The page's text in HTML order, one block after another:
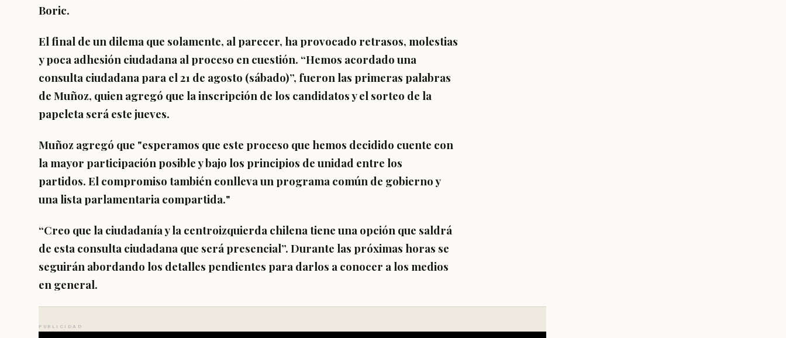
Boric.
El final de un dilema que solamente, al parecer, ha provocado retrasos, molestias
y poca adhesión ciudadana al proceso en cuestión. “Hemos acordado una
consulta ciudadana para el 21 de agosto (sábado)”, fueron las primeras palabras
de Muñoz, quien agregó que la inscripción de los candidatos y el sorteo de la
papeleta será este jueves.
Muñoz agregó que "esperamos que este proceso que hemos decidido cuente con
la mayor participación posible y bajo los principios de unidad entre los
partidos. El compromiso también conlleva un programa común de gobierno y
una lista parlamentaria compartida."
“Creo que la ciudadanía y la centroizquierda chilena tiene una opción que saldrá
de esta consulta ciudadana que será presencial”. Durante las próximas horas se
seguirán abordando los detalles pendientes para darlos a conocer a los medios
en general.
PUBLICIDAD